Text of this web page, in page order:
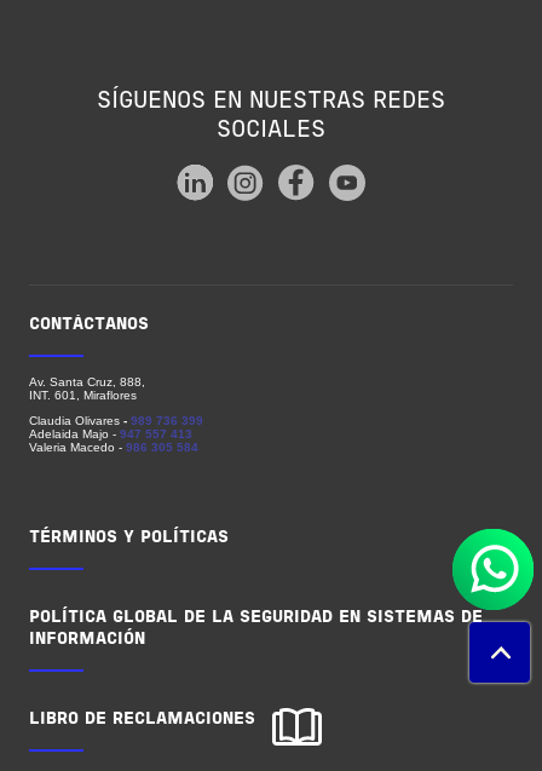
SÍGUENOS EN NUESTRAS REDES
SOCIALES
CONTÁCTANOS
Av. Santa Cruz, 888,
INT. 601, Miraflores
Claudia Olivares - 989 736 399
Adelaida Majo - 947 557 413
Valeria Macedo - 986 305 584
PIE DE PÁGINA
TÉRMINOS Y POLÍTICAS
POLÍTICA GLOBAL DE LA SEGURIDAD EN SISTEMAS DE
INFORMACIÓN
LIBRO DE RECLAMACIONES